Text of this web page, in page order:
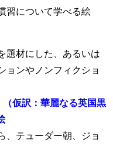
習について学べる絵
題材にした、あるいは
ョンやノンフィクショ
仮訳：華麗なる英国黒
、テューダー朝、ジョ